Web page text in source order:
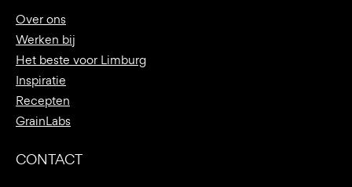
Over ons
Werken bij
Het beste voor Limburg
Inspiratie
Recepten
GrainLabs
CONTACT